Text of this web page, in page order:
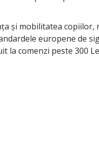
și mobilitatea
europene de
la comenzi peste 300